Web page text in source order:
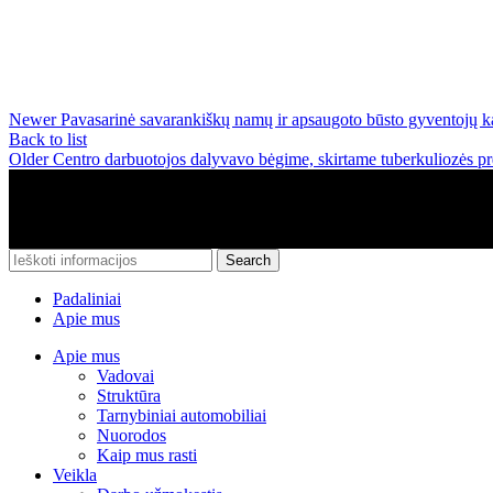
Newer Pavasarinė savarankiškų namų ir apsaugoto būsto gyventojų
Back to list
Older Centro darbuotojos dalyvavo bėgime, skirtame tuberkuliozės
Search
Padaliniai
Apie mus
Apie mus
Vadovai
Struktūra
Tarnybiniai automobiliai
Nuorodos
Kaip mus rasti
Veikla